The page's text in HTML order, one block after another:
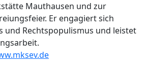
Mauthausen und zur
Er engagiert sich
und Rechtspopulismus und leistet